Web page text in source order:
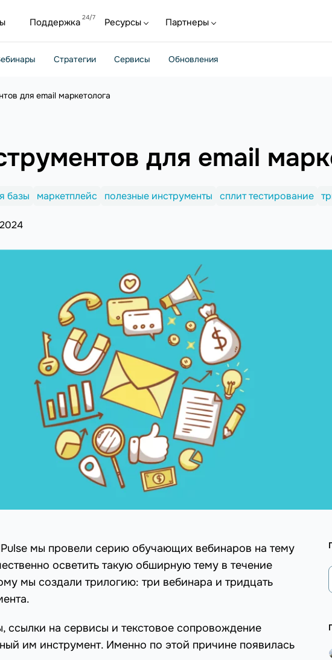
Поддержка Ресурсы Партнеры
Стратегии Сервисы Обновления
для email маркетолога
для email
базы маркетплейс полезные инструменты сплит тестирование
мы провели серию обучающих вебинаров на тему
осветить такую обширную тему в течение
мы создали трилогию: три вебинара и тридцать
ссылки на сервисы и текстовое сопровождение
им инструмент. Именно по этой причине появилась